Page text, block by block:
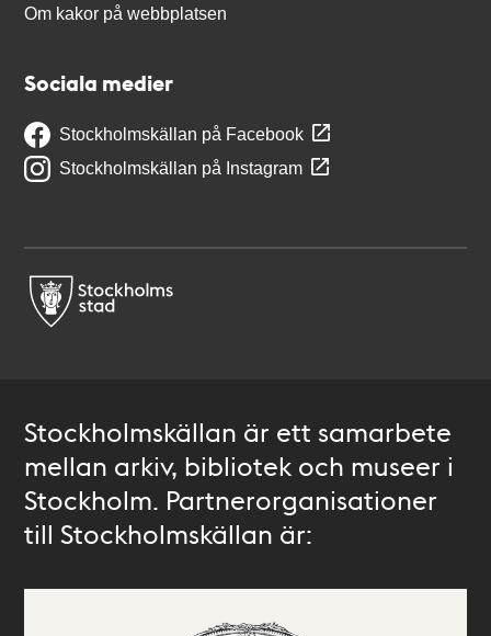
Om kakor på webbplatsen
Sociala medier
Stockholmskällan på Facebook
Stockholmskällan på Instagram
Stockholmskällan är ett samarbete
mellan arkiv, bibliotek och museer i
Stockholm. Partnerorganisationer
till Stockholmskällan är: